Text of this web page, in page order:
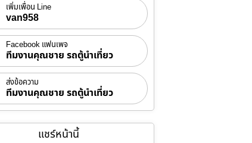
เพิ่มเพื่อน Line
van958
Facebook แฟนเพจ
ทีมงานคุณชาย รถตู้นำเที่ยว
ส่งข้อความ
ทีมงานคุณชาย รถตู้นำเที่ยว
แชร์หน้านี้